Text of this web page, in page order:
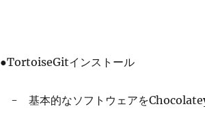
●TortoiseGitインストール
- 基本的なソフトウェアを